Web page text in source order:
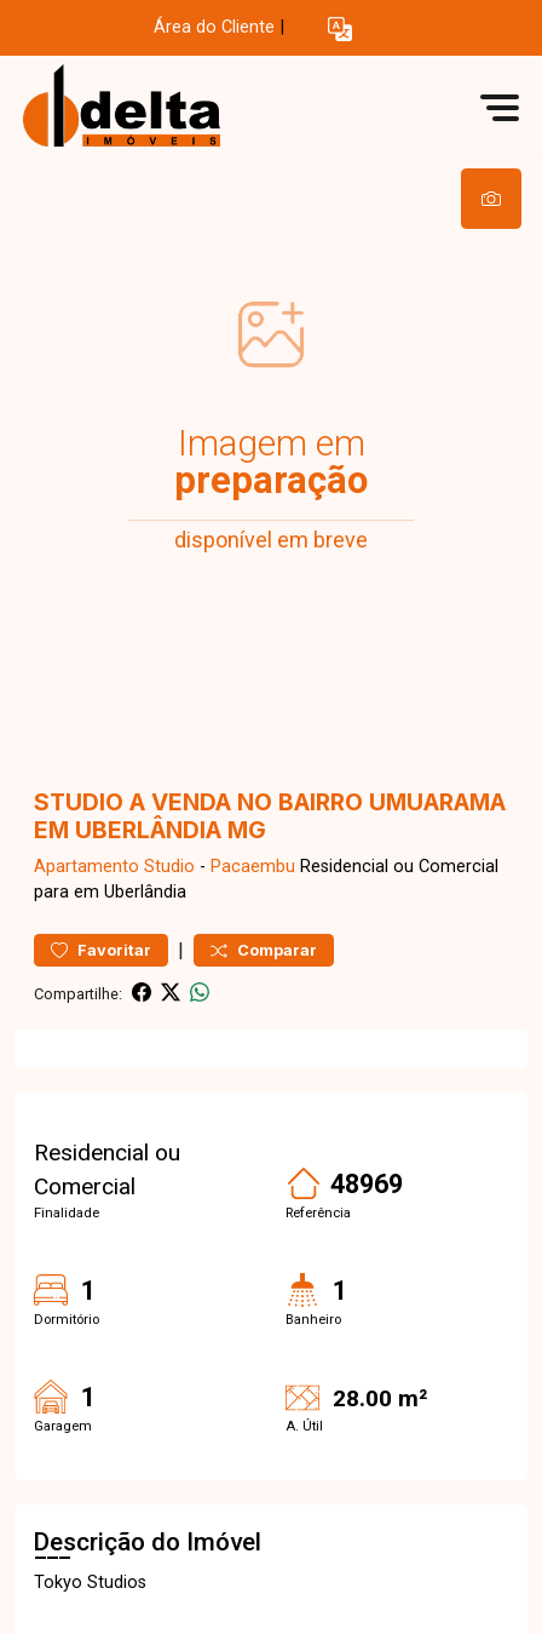
Área do Cliente
Imagem em
preparação
disponível em breve
STUDIO A VENDA NO BAIRRO UMUARAMA
EM UBERLÂNDIA MG
Apartamento Studio - Pacaembu Residencial ou Comercial
para em Uberlândia
Favoritar | Comparar
Compartilhe:
Residencial ou
Comercial
Finalidade
48969
Referência
1
Dormitório
1
Banheiro
1
Garagem
28.00 m²
A. Útil
Descrição do Imóvel
Tokyo Studios